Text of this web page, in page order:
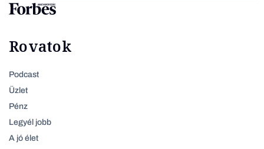
Rovatok
Podcast
Üzlet
Pénz
Legyél jobb
A jó élet